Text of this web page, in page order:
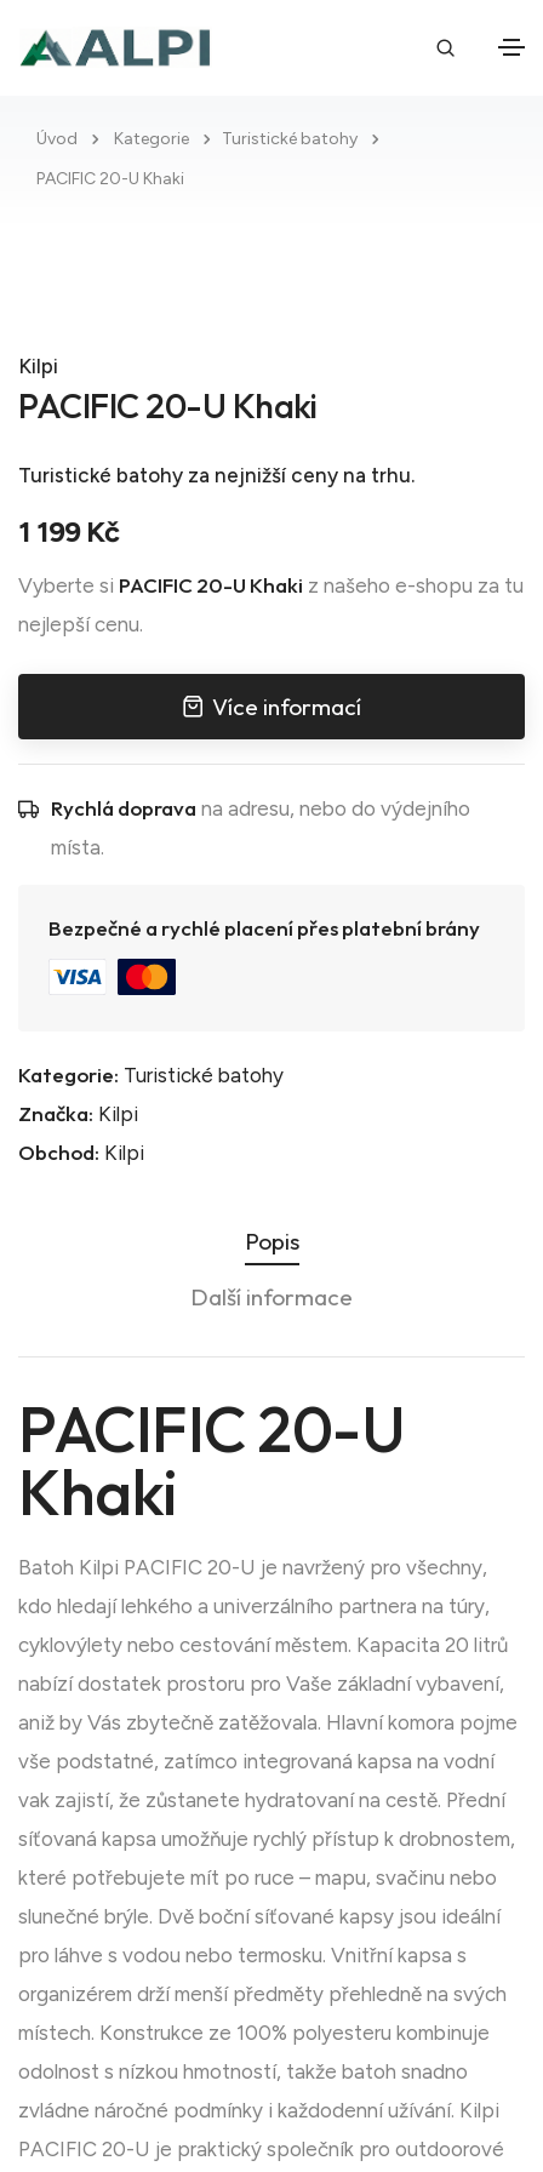
Úvod Kategorie
Turistické batohy
PACIFIC 20-U Khaki
Kilpi
PACIFIC 20-U Khaki
Turistické batohy za nejnižší ceny na trhu.
1 199 Kč
Vyberte si PACIFIC 20-U Khaki z našeho e-shopu za tu
nejlepší cenu.
Více informací
Rychlá doprava na adresu, nebo do výdejního
místa.
Bezpečné a rychlé placení přes platební brány
Kategorie: Turistické batohy
Značka: Kilpi
Obchod: Kilpi
Popis
Další informace
PACIFIC 20-U
Khaki
Batoh Kilpi PACIFIC 20-U je navržený pro všechny,
kdo hledají lehkého a univerzálního partnera na túry,
cyklovýlety nebo cestování městem. Kapacita 20 litrů
nabízí dostatek prostoru pro Vaše základní vybavení,
aniž by Vás zbytečně zatěžovala. Hlavní komora pojme
vše podstatné, zatímco integrovaná kapsa na vodní
vak zajistí, že zůstanete hydratovaní na cestě. Přední
síťovaná kapsa umožňuje rychlý přístup k drobnostem,
které potřebujete mít po ruce – mapu, svačinu nebo
slunečné brýle. Dvě boční síťované kapsy jsou ideální
pro láhve s vodou nebo termosku. Vnitřní kapsa s
organizérem drží menší předměty přehledně na svých
místech. Konstrukce ze 100% polyesteru kombinuje
odolnost s nízkou hmotností, takže batoh snadno
zvládne náročné podmínky i každodenní užívání. Kilpi
PACIFIC 20-U je praktický společník pro outdoorové